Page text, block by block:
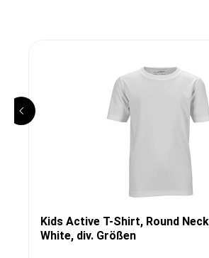
Kids Active T-Shirt, Round
White, div. Größen